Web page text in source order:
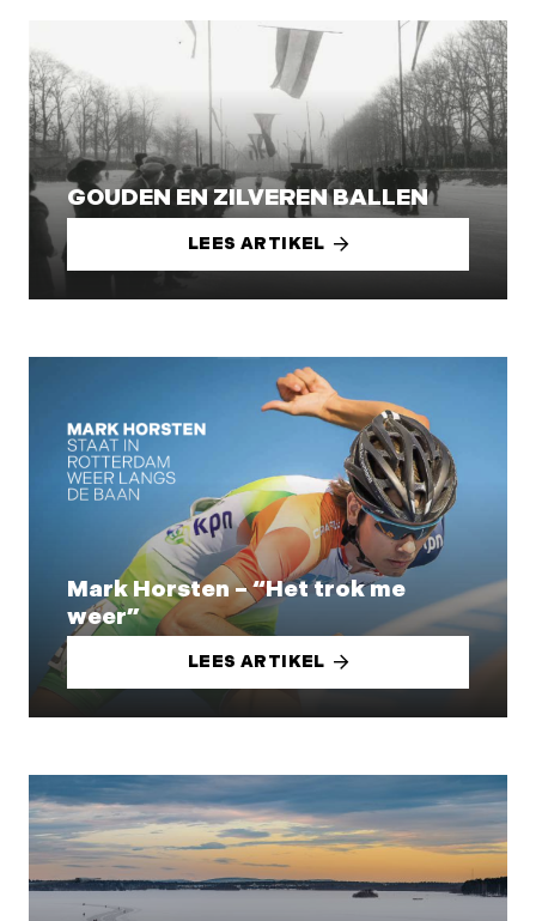
GOUDEN EN ZILVEREN BALLEN
LEES ARTIKEL
Mark Horsten – “Het trok me
weer”
LEES ARTIKEL